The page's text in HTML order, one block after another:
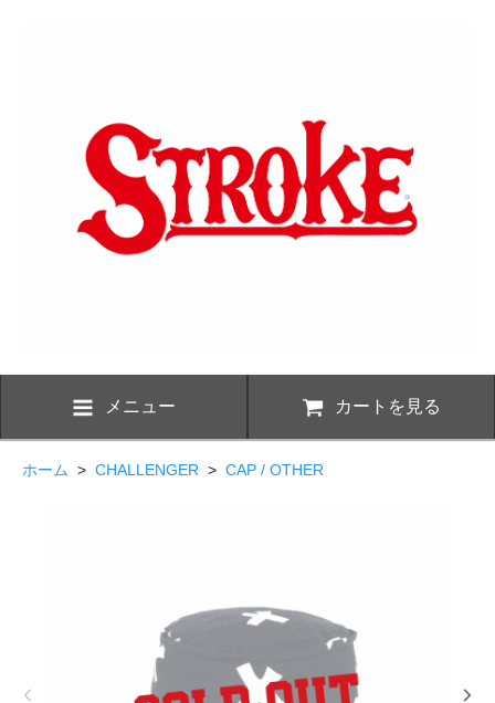
メニュー カートを見る
ホーム > CHALLENGER > CAP / OTHER